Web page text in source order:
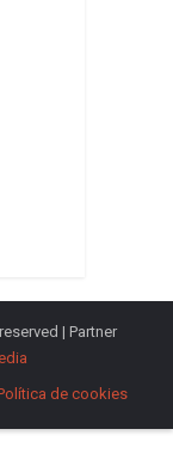
| Partner
de cookies